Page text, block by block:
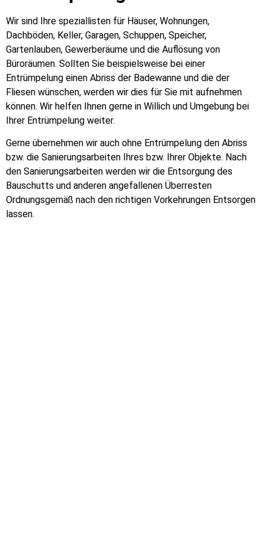
Wir sind Ihre speziallisten für Häuser, Wohnungen,
Dachböden, Keller, Garagen, Schuppen, Speicher,
Gartenlauben, Gewerberäume und die Auflösung von
Büroräumen. Sollten Sie beispielsweise bei einer
Entrümpelung einen Abriss der Badewanne und die der
Fliesen wünschen, werden wir dies für Sie mit aufnehmen
können. Wir helfen Ihnen gerne in Willich und Umgebung bei
Ihrer Entrümpelung weiter.
Gerne übernehmen wir auch ohne Entrümpelung den Abriss
bzw. die Sanierungsarbeiten Ihres bzw. Ihrer Objekte. Nach
den Sanierungsarbeiten werden wir die Entsorgung des
Bauschutts und anderen angefallenen Überresten
Ordnungsgemäß nach den richtigen Vorkehrungen Entsorgen
lassen.